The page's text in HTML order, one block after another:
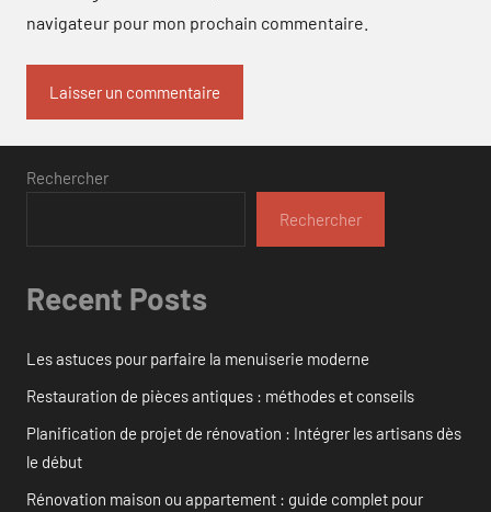
navigateur pour mon prochain commentaire.
Rechercher
Rechercher
Recent Posts
Les astuces pour parfaire la menuiserie moderne
Restauration de pièces antiques : méthodes et conseils
Planification de projet de rénovation : Intégrer les artisans dès
le début
Rénovation maison ou appartement : guide complet pour